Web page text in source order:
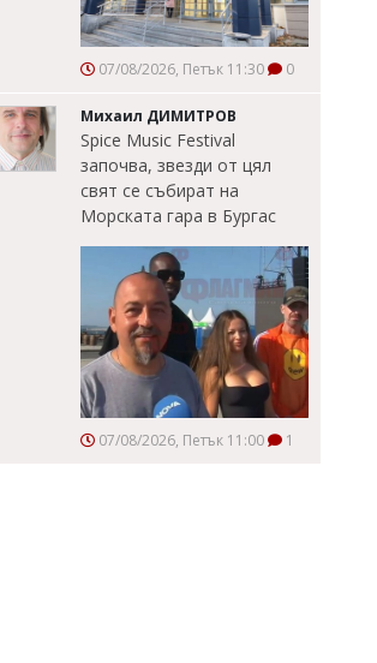
07/08/2026, Петък 11:30 0
Михаил ДИМИТРОВ
Spice Music Festival
започва, звезди от цял
свят се събират на
Морската гара в Бургас
07/08/2026, Петък 11:00 1